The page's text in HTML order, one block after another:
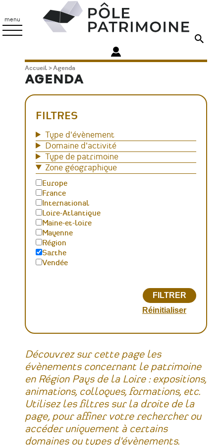
contenu
principal
menu
Patrimoine
Fil
d'Ariane
Accueil Agenda
AGENDA
Découvrez sur cette page les
évènements concernant le patrimoine
en Région Pays de la Loire : expositions,
animations, colloques, formations, etc.
Utilisez les filtres sur la droite de la
page, pour affiner votre rechercher ou
accéder uniquement à certains
domaines ou types d'évènements.
FILTRES
Type d'évènement
Domaine d'activité
Type de patrimoine
Zone géographique
Europe
France
International
Loire-Atlantique
Maine-et-loire
Mayenne
Région
Sarthe
Vendée